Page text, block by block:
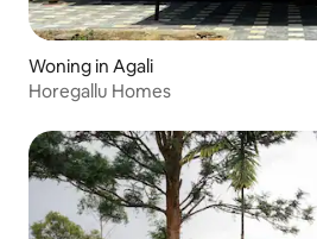
Woning in Agali
Horegallu Homes